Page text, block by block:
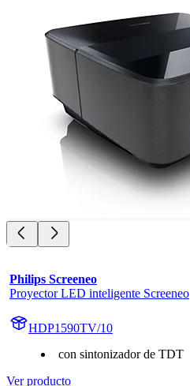
Philips Screeneo
Proyector LED inteligente Screeneo
HDP1590TV/10
con sintonizador de TDT
Ver producto